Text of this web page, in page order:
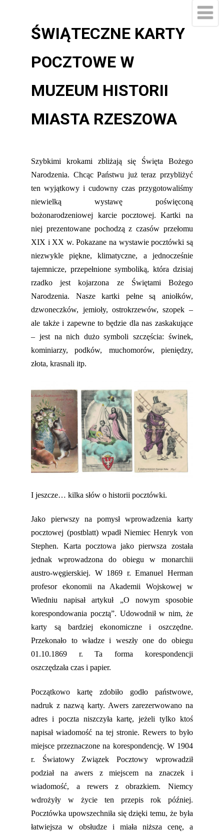
ŚWIĄTECZNE KARTY
POCZTOWE W
MUZEUM HISTORII
MIASTA RZESZOWA
Szybkimi krokami zbliżają się Święta Bożego
Narodzenia. Chcąc Państwu już teraz przybliżyć
ten wyjątkowy i cudowny czas przygotowaliśmy
niewielką wystawę poświęconą
bożonarodzeniowej karcie pocztowej. Kartki na
niej prezentowane pochodzą z czasów przełomu
XIX i XX w.Pokazane na wystawie pocztówki są
niezwykle piękne, klimatyczne, a jednocześnie
tajemnicze, przepełnione symboliką, która dzisiaj
rzadko jest kojarzona ze Świętami Bożego
Narodzenia. Nasze kartki pełne są aniołków,
dzwoneczków, jemioły, ostrokrzewów, szopek –
ale także i zapewne tobędzie dla nas zaskakujące
– jest na nich dużo symboli szczęścia: świnek,
kominiarzy, podków, muchomorów, pieniędzy,
złota, krasnali itp.
I jeszcze… kilka słów o historiipocztówki.
Jako pierwszy na pomysł wprowadzenia karty
pocztowej (postblatt) wpadł Niemiec Henryk von
Stephen. Karta pocztowa jako pierwsza została
jednak wprowadzona do obiegu w monarchii
austro-węgierskiej. W 1869 r. Emanuel Herman
profesor ekonomii na Akademii Wojskowej w
Wiedniu napisał artykuł „O nowym sposobie
korespondowania pocztą”. Udowodnił w nim, że
karty są bardziej ekonomiczne i oszczędne.
Przekonało to władze i weszły one do obiegu
01.10.1869 r. Ta forma korespondencji
oszczędzała czas i papier.
Początkowo kartę zdobiło godło państwowe,
nadruk z nazwą karty. Awers zarezerwowano na
adres i poczta niszczyła kartę, jeżeli tylko ktoś
napisał wiadomość na tej stronie. Rewers to było
miejsce przeznaczone na korespondencję. W 1904
r. Światowy Związek Pocztowy wprowadził
podział na awers z miejscem na znaczek i
wiadomość, a rewers z obrazkiem. Niemcy
wdrożyły w życie ten przepis rok później.
Pocztówka upowszechniła się dzięki temu, że była
łatwiejsza w obsłudze i miała niższa cenę, a